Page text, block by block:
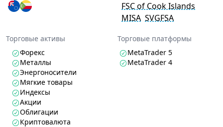
FSC of Cook Islands
MISA SVGFSA
Торговые активы
Форекс
Металлы
Энергоносители
Мягкие товары
Индексы
Акции
Облигации
Криптовалюта
Торговые платформы
MetaTrader 5
MetaTrader 4